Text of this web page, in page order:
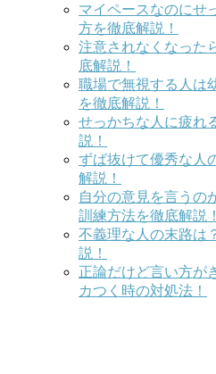
マイペースなのにせ
方を徹底解説！
注意されなくなった
底解説！
職場で無視する人は
を徹底解説！
せっかちな人に疲れ
説！
ずば抜けて優秀な人
解説！
自分の意見を言うの
訓練方法を徹底解説！
不義理な人の末路は
説！
正論だけど言い方が
カつく時の対処法！